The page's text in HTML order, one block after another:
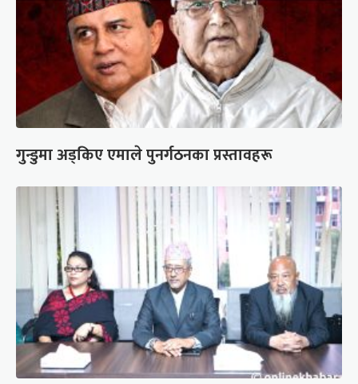
गुन्डुमा अड्किए एमाले पुनर्गठनका प्रस्तावहरू